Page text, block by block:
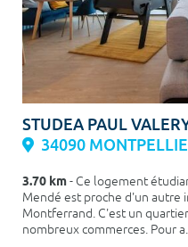
STUDEA PAUL
34090
3.70 km- Ce logement
Mendé est proche d'un autre
Montferrand. C'est un
nombreux commerces. Pour